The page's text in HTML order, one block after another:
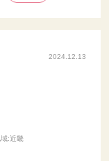
2024.12.13
:近畿